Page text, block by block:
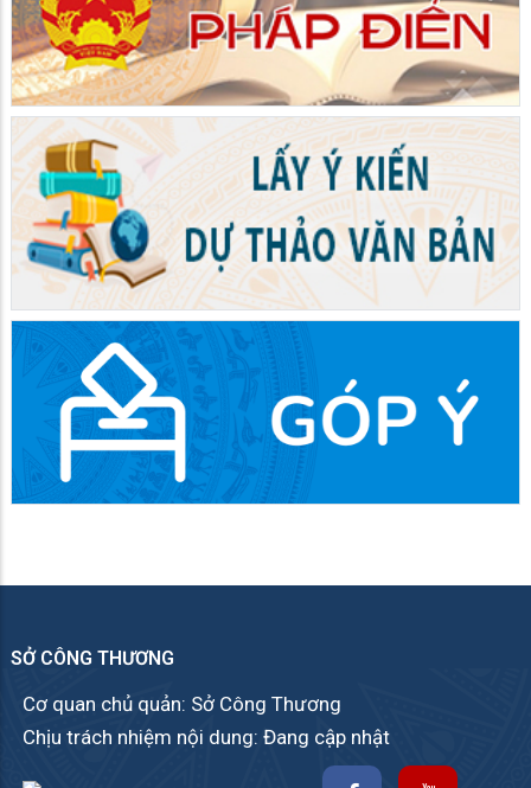
SỞ CÔNG THƯƠNG
Cơ quan chủ quản: Sở Công Thương
Chịu trách nhiệm nội dung: Đang cập nhật